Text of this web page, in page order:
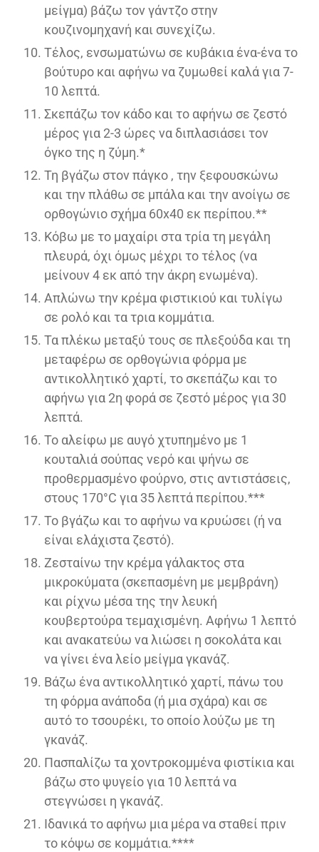
μείγμα) βάζω τον γάντζο στην
κουζινομηχανή και συνεχίζω.
Τέλος, ενσωματώνω σε κυβάκια ένα-ένα το
βούτυρο και αφήνω να ζυμωθεί καλά για 7-
10 λεπτά.
Σκεπάζω τον κάδο και το αφήνω σε ζεστό
μέρος για 2-3 ώρες να διπλασιάσει τον
όγκο της η ζύμη.*
Τη βγάζω στον πάγκο , την ξεφουσκώνω
και την πλάθω σε μπάλα και την ανοίγω σε
ορθογώνιο σχήμα 60x40 εκ περίπου.**
Κόβω με το μαχαίρι στα τρία τη μεγάλη
πλευρά, όχι όμως μέχρι το τέλος (να
μείνουν 4 εκ από την άκρη ενωμένα).
Απλώνω την κρέμα φιστικιού και τυλίγω
σε ρολό και τα τρια κομμάτια.
Τα πλέκω μεταξύ τους σε πλεξούδα και τη
μεταφέρω σε ορθογώνια φόρμα με
αντικολλητικό χαρτί, το σκεπάζω και το
αφήνω για 2η φορά σε ζεστό μέρος για 30
λεπτά.
Το αλείφω με αυγό χτυπημένο με 1
κουταλιά σούπας νερό και ψήνω σε
προθερμασμένο φούρνο, στις αντιστάσεις,
στους 170°C για 35 λεπτά περίπου.***
Το βγάζω και το αφήνω να κρυώσει (ή να
είναι ελάχιστα ζεστό).
Ζεσταίνω την κρέμα γάλακτος στα
μικροκύματα (σκεπασμένη με μεμβράνη)
και ρίχνω μέσα της την λευκή
κουβερτούρα τεμαχισμένη. Αφήνω 1 λεπτό
και ανακατεύω να λιώσει η σοκολάτα και
να γίνει ένα λείο μείγμα γκανάζ.
Βάζω ένα αντικολλητικό χαρτί, πάνω του
τη φόρμα ανάποδα (ή μια σχάρα) και σε
αυτό το τσουρέκι, το οποίο λούζω με τη
γκανάζ.
Πασπαλίζω τα χοντροκομμένα φιστίκια και
βάζω στο ψυγείο για 10 λεπτά να
στεγνώσει η γκανάζ.
Ιδανικά το αφήνω μια μέρα να σταθεί πριν
το κόψω σε κομμάτια.****